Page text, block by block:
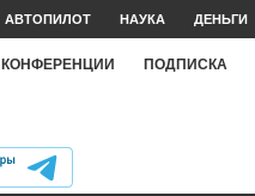
АВТОПИЛОТ НАУКА ДЕНЬГИ
КОНФЕРЕНЦИИ ПОДПИСКА